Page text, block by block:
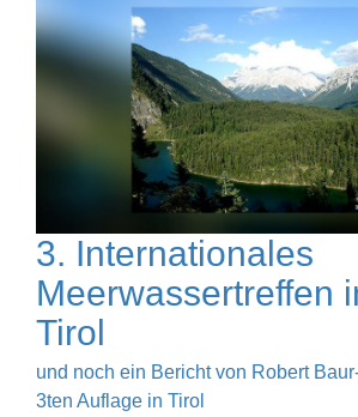
3. Internationales
Meerwassertreffen
Tirol
und noch ein Bericht von Robert
3ten Auflage in Tirol